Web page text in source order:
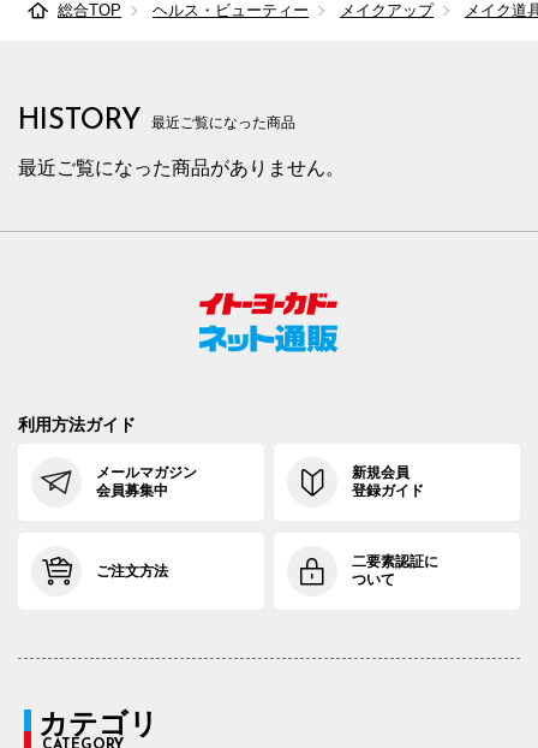
総合TOP ヘルス・ビューティー メイクアップ メイク道
HISTORY 最近ご覧になった商品
最近ご覧になった商品がありません。
利用方法ガイド
メールマガジン
会員募集中
新規会員
登録ガイド
ご注文方法
二要素認証に
ついて
カテゴリ